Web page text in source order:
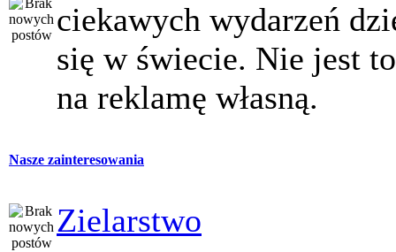
ciekawych wydarzeń
się w świecie. Nie jest
na reklamę własną.
Nasze zainteresowania
Zielarstwo